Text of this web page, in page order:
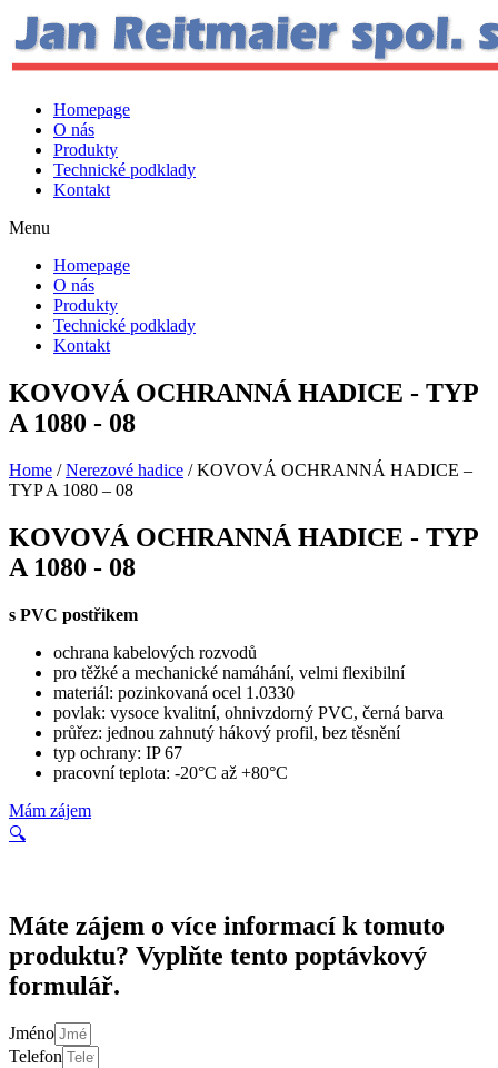
Homepage
O nás
Produkty
Technické podklady
Kontakt
Menu
Homepage
O nás
Produkty
Technické podklady
Kontakt
KOVOVÁ OCHRANNÁ HADICE - TYP
A 1080 - 08
Home /Nerezové hadice / KOVOVÁ OCHRANNÁ HADICE –
TYP A 1080 – 08
KOVOVÁ OCHRANNÁ HADICE - TYP
A 1080 - 08
s PVC postřikem
ochrana kabelových rozvodů
pro těžké a mechanické namáhání, velmi flexibilní
materiál: pozinkovaná ocel 1.0330
povlak: vysoce kvalitní, ohnivzdorný PVC, černá barva
průřez: jednou zahnutý hákový profil, bez těsnění
typ ochrany: IP 67
pracovní teplota: -20°C až +80°C
Mám zájem
🔍
Máte zájem o více informací k tomuto
produktu? Vyplňte tento poptávkový
formulář.
Jméno
Telefon